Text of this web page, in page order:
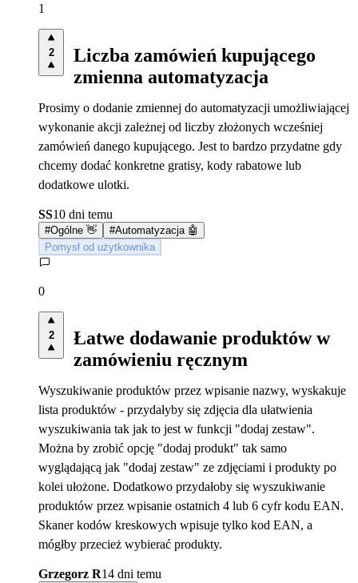
1
2
Liczba zamówień kupującego
zmienna automatyzacja
Prosimy o dodanie zmiennej do automatyzacji umożliwiającej
wykonanie akcji zależnej od liczby złożonych wcześniej
zamówień danego kupującego. Jest to bardzo przydatne gdy
chcemy dodać konkretne gratisy, kody rabatowe lub
dodatkowe ulotki.
SS10 dni temu
#Ogólne 👋 #Automatyzacja 🤖
Pomysł od użytkownika
0
2
Łatwe dodawanie produktów w
zamówieniu ręcznym
Wyszukiwanie produktów przez wpisanie nazwy, wyskakuje
lista produktów - przydałyby się zdjęcia dla ułatwienia
wyszukiwania tak jak to jest w funkcji "dodaj zestaw".
Można by zrobić opcję "dodaj produkt" tak samo
wyglądającą jak "dodaj zestaw" ze zdjęciami i produkty po
kolei ułożone. Dodatkowo przydałoby się wyszukiwanie
produktów przez wpisanie ostatnich 4 lub 6 cyfr kodu EAN.
Skaner kodów kreskowych wpisuje tylko kod EAN, a
mógłby przecież wybierać produkty.
Grzegorz R14 dni temu